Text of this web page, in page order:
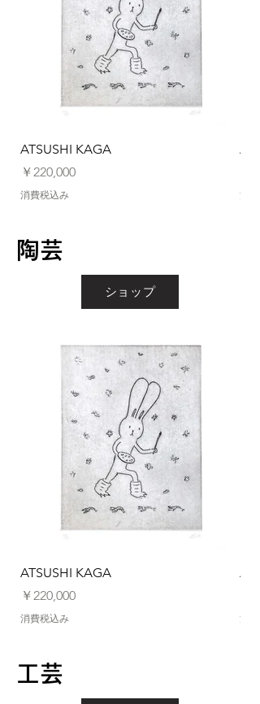
ATSUSHI KAGA
価格
￥220,000
消費税込み 消費
陶芸
ショップ
ATSUSHI KAGA
価格
￥220,000
消費税込み 消費
工芸